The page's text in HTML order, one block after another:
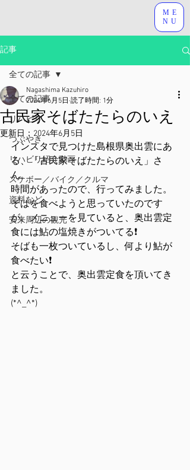
ME
NU
記事
全ての記事
リハビリ
つぶやき
リハビリ紹介動画
スケボー／バイク／クルマ
資料など
安来周辺の観光
全ての記事
古民家そばたたらのいえ
Nagashima Kazuhiro
2024年6月5日 読了時間: 1分
更新日： 2024年6月5日
インスタで見つけた島根県奥出雲にあ
る、「古民家そばたたらのいえ」さ
ん。
時間があったので、行ってみました。
そばを食べようと思っていたのです
が、メニューを見ていると、奥出雲定
食には鮎の塩焼きがついてる❗
そばも一枚ついているし、何より鮎が
食べたい❗
と云うことで、奥出雲定食を頂いてき
ました。
(*^_^*)